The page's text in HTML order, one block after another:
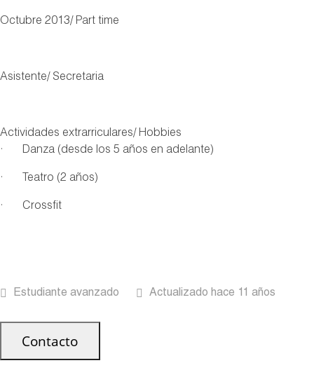
Octubre 2013/ Part time
Asistente/ Secretaria
Actividades extrarriculares/ Hobbies
· Danza (desde los 5 años en adelante)
· Teatro (2 años)
· Crossfit
Estudiante avanzado Actualizado hace 11 años